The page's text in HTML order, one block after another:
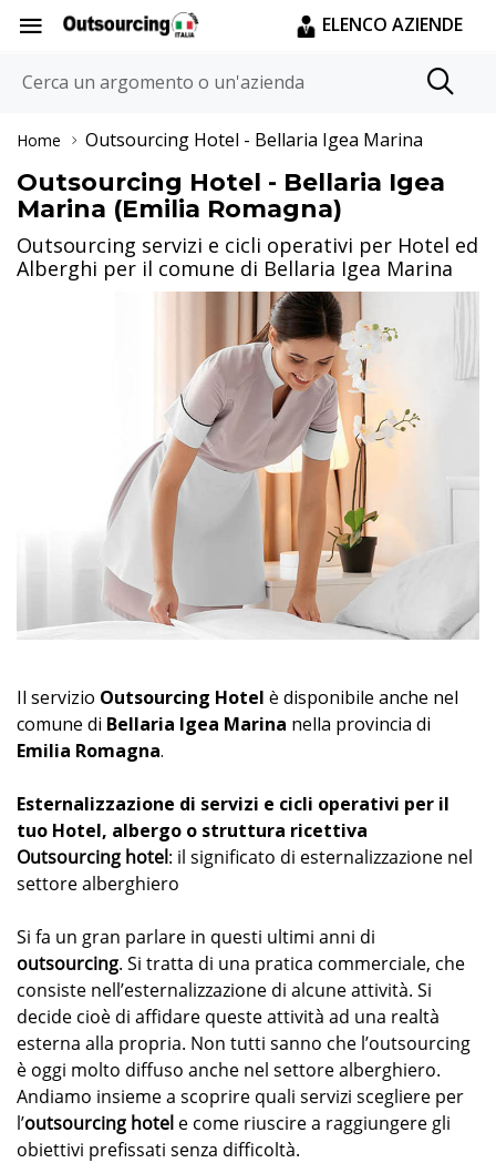
ELENCO AZIENDE
Home Outsourcing Hotel - Bellaria Igea Marina
Outsourcing Hotel - Bellaria Igea
Marina (Emilia Romagna)
Outsourcing servizi e cicli operativi per Hotel ed
Alberghi per il comune di Bellaria Igea Marina
Il servizio Outsourcing Hotel è disponibile anche nel
comune di Bellaria Igea Marina nella provincia di
Emilia Romagna.
Esternalizzazione di servizi e cicli operativi per il
tuo Hotel, albergo o struttura ricettiva
Outsourcing hotel: il significato di esternalizzazione nel
settore alberghiero
Si fa un gran parlare in questi ultimi anni di
outsourcing. Si tratta di una pratica commerciale, che
consiste nell’esternalizzazione di alcune attività. Si
decide cioè di affidare queste attività ad una realtà
esterna alla propria. Non tutti sanno che l’outsourcing
è oggi molto diffuso anche nel settore alberghiero.
Andiamo insieme a scoprire quali servizi scegliere per
l’outsourcing hotel e come riuscire a raggiungere gli
obiettivi prefissati senza difficoltà.